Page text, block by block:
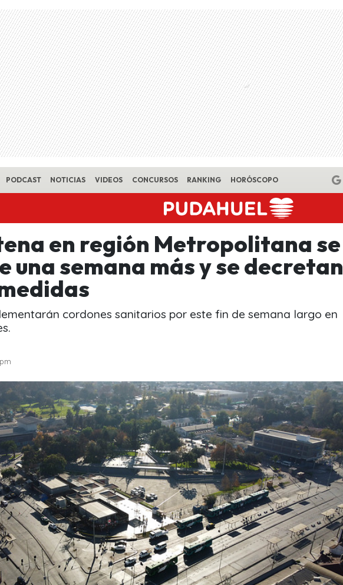
PODCAST NOTICIAS VIDEOS CONCURSOS RANKING HORÓSCOPO
en región Metropolitana se
una semana más y se decretan
cordones sanitarios por este fin de semana largo en